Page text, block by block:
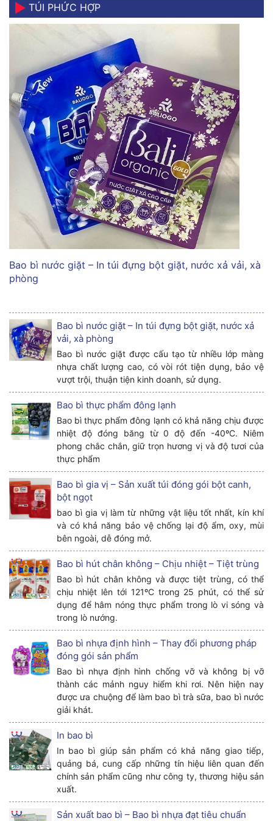
TÚI PHỨC HỢP
Bao bì nước giặt – In túi đựng bột giặt, nước xả vải, xà
phòng
Bao bì nước giặt – In túi đựng bột giặt, nước xả
vải, xà phòng
Bao bì nước giặt được cấu tạo từ nhiều lớp màng
nhựa chất lượng cao, có vòi rót tiện dụng, bảo vệ
vượt trội, thuận tiện kinh doanh, sử dụng.
Bao bì thực phẩm đông lạnh
Bao bì thực phẩm đông lạnh có khả năng chịu được
nhiệt độ đóng băng từ 0 độ đến -40ºC. Niêm
phong chắc chắn, giữ trọn hương vị và độ tươi của
thực phẩm
Bao bì gia vị – Sản xuất túi đóng gói bột canh,
bột ngọt
bao bì gia vị làm từ những vật liệu tốt nhất, kín khí
và có khả năng bảo vệ chống lại độ ẩm, oxy, mùi
bên ngoài, dễ đóng mở.
Bao bì hút chân không – Chịu nhiệt – Tiệt trùng
Bao bì hút chân không và được tiệt trùng, có thể
chịu nhiệt lên tới 121ºC trong 25 phút, có thể sử
dụng để hâm nóng thực phẩm trong lò vi sóng và
trong lò nướng.
Bao bì nhựa định hình – Thay đổi phương pháp
đóng gói sản phẩm
Bao bì nhựa định hình chống vỡ và không bị vỡ
thành các mảnh nguy hiểm khi rơi. Nên hiện nay
được ưa chuộng để làm bao bì trà sữa, bao bì nước
giải khát.
In bao bì
In bao bì giúp sản phẩm có khả năng giao tiếp,
quảng bá, cung cấp những tín hiệu liên quan đến
chính sản phẩm cũng như công ty, thương hiệu sản
xuất.
Sản xuất bao bì – Bao bì nhựa đạt tiêu chuẩn